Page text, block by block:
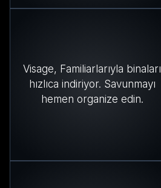
Visage, Familiarlarıyla binaları
hızlıca indiriyor. Savunmayı
hemen organize edin.